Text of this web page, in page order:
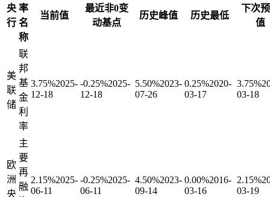
央
行
率
名
称
当前值
最近非0变
动基点
历史峰值 历史最低
下次
值
美
联
储
联
邦
基
金
利
率
3.75%2025-
12-18
-0.25%2025-
12-18
5.50%2023-
07-26
0.25%2020-
03-17
3.75%
03-18
欧
洲
央
主
要
再
融
2.15%2025-
06-11
-0.25%2025-
06-11
4.50%2023-
09-14
0.00%2016-
03-16
2.15%
03-19